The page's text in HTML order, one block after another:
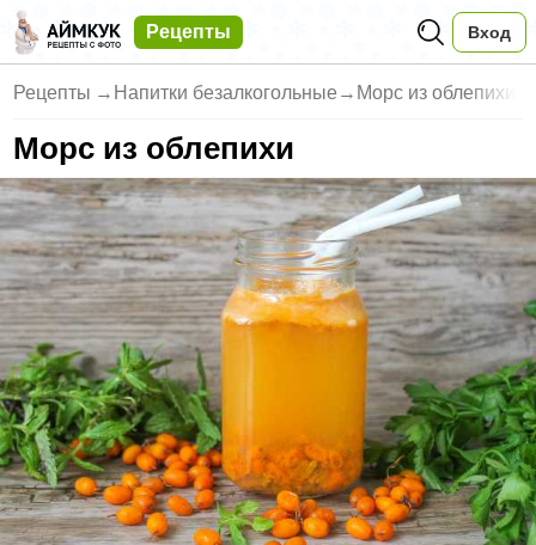
Рецепты Вход
Рецепты → Напитки безалкогольные → Морс из облепихи
Морс из облепихи